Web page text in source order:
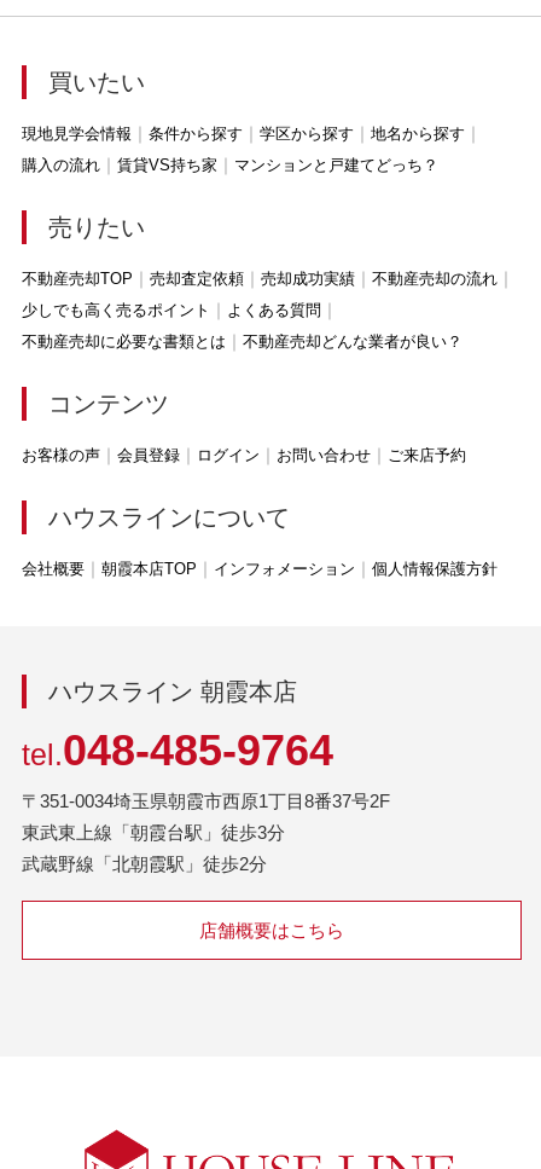
買いたい
現地見学会情報 条件から探す 学区から探す
地名から探す
購入の流れ
賃貸VS持ち家 マンションと戸建てどっち？
売りたい
不動産売却TOP 売却査定依頼 売却成功実績
不動産売却の流れ
少しでも高く売るポイント
よくある質問
不動産売却に必要な書類とは
不動産売却どんな業者が良い？
コンテンツ
お客様の声 会員登録 ログイン お問い合わせ ご来店予約
ハウスラインについて
会社概要 朝霞本店TOP インフォメーション 個人情報保護方針
ハウスライン 朝霞本店
tel.048-485-9764
〒351-0034埼玉県朝霞市西原1丁目8番37号2F
東武東上線「朝霞台駅」徒歩3分
武蔵野線「北朝霞駅」徒歩2分
店舗概要はこちら